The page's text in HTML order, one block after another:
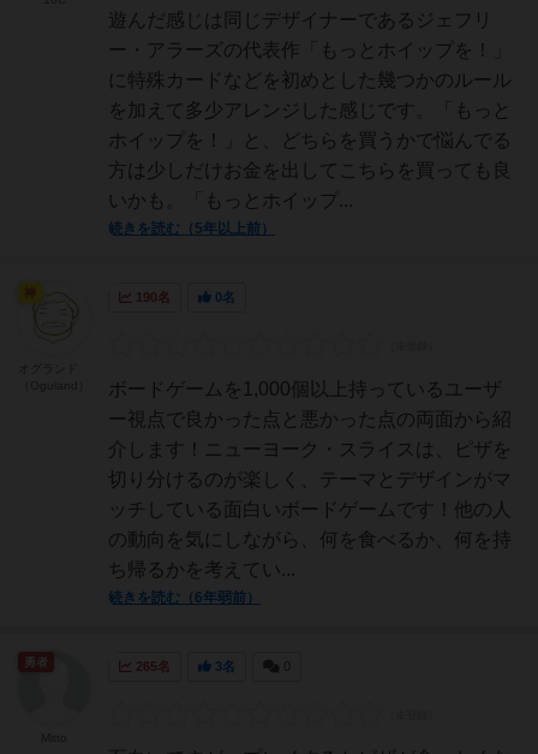
遊んだ感じは同じデザイナーであるジェフリ
ー・アラーズの代表作「もっとホイップを！」
に特殊カードなどを初めとした幾つかのルール
を加えて多少アレンジした感じです。「もっと
ホイップを！」と、どちらを買うかで悩んでる
方は少しだけお金を出してこちらを買っても良
いかも。「もっとホイップ...
続きを読む（5年以上前）
190名 0名
ボードゲームを1,000個以上持っているユーザ
ー視点で良かった点と悪かった点の両面から紹
介します！ニューヨーク・スライスは、ピザを
切り分けるのが楽しく、テーマとデザインがマ
ッチしている面白いボードゲームです！他の人
の動向を気にしながら、何を食べるか、何を持
ち帰るかを考えてい...
続きを読む（6年弱前）
265名 3名